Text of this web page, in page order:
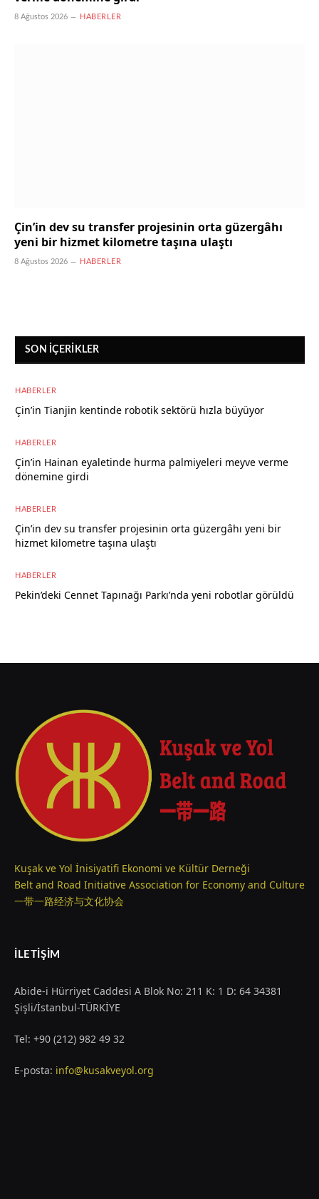
8 Ağustos 2026 HABERLER
Çin’in dev su transfer projesinin orta güzergâhı
yeni bir hizmet kilometre taşına ulaştı
8 Ağustos 2026 HABERLER
SON İÇERIKLER
HABERLER
Çin’in Tianjin kentinde robotik sektörü hızla büyüyor
HABERLER
Çin’in Hainan eyaletinde hurma palmiyeleri meyve verme
dönemine girdi
HABERLER
Çin’in dev su transfer projesinin orta güzergâhı yeni bir
hizmet kilometre taşına ulaştı
HABERLER
Pekin’deki Cennet Tapınağı Parkı’nda yeni robotlar görüldü
Kuşak ve Yol İnisiyatifi Ekonomi ve Kültür Derneği
Belt and Road Initiative Association for Economy and Culture
一带一路经济与文化协会
İLETIŞIM
Abide-i Hürriyet Caddesi A Blok No: 211 K: 1 D: 64 34381
Şişli/İstanbul-TÜRKİYE
Tel: +90 (212) 982 49 32
E-posta: info@kusakveyol.org